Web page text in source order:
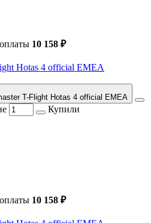
10 158 ₽
Hotas 4 official EMEA
T-Flight Hotas 4 official EMEA
Купили
10 158 ₽